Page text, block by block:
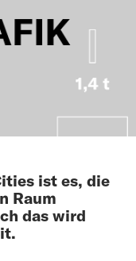
ist es, die
Raum
das wird